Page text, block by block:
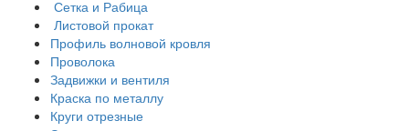
Сетка и Рабица
Листовой прокат
Профиль волновой кровля
Проволока
Задвижки и вентиля
Краска по металлу
Круги отрезные